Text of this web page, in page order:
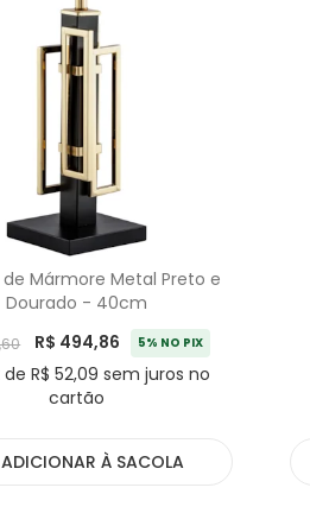
Mármore Metal Preto e
Dourado - 40cm
R$ 494,86 5% NO PIX
de R$ 52,09 sem juros no
cartão
ADICIONAR À SACOLA